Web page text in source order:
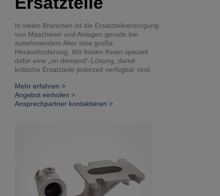
In vielen Branchen ist die Ersatzteilversorgung
von Maschinen und Anlagen gerade bei
zunehmendem Alter eine große
Herausforderung. Wir bieten Ihnen speziell
dafür eine „on demand“-Lösung, damit
kritische Ersatzteile jederzeit verfügbar sind.
Mehr erfahren >
Angebot einholen >
Ansprechpartner kontaktieren >